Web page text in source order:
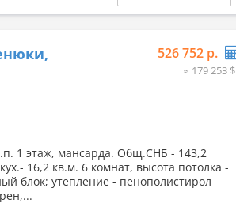
526 752 р.
≈ 179 253 $
1 этаж, мансарда. Общ.СНБ - 143,2
16,2 кв.м. 6 комнат, высота потолка -
блок; утепление - пенополистирол